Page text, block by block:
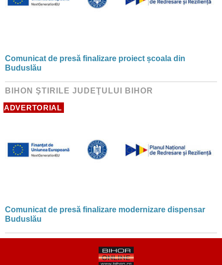
Comunicat de presă finalizare proiect școala din
Buduslău
BIHON ŞTIRILE JUDEŢULUI BIHOR
ADVERTORIAL
Comunicat de presă finalizare modernizare dispensar
Buduslău